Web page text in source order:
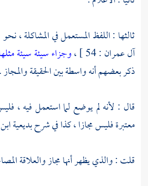
ثالثها : اللفظ المستعمل في المشاكلة ،
آل عمران : 54 ] ،
وجزاء سيئة سيئة
ذكر بعضهم أنه واسطة بين الحقيقة والمجاز .
قال : لأنه لم يوضع لما استعمل فيه ،
معتبرة فليس مجازا ، كذا في شرح بديعية
قلت : والذي يظهر أنها مجاز والعلاقة